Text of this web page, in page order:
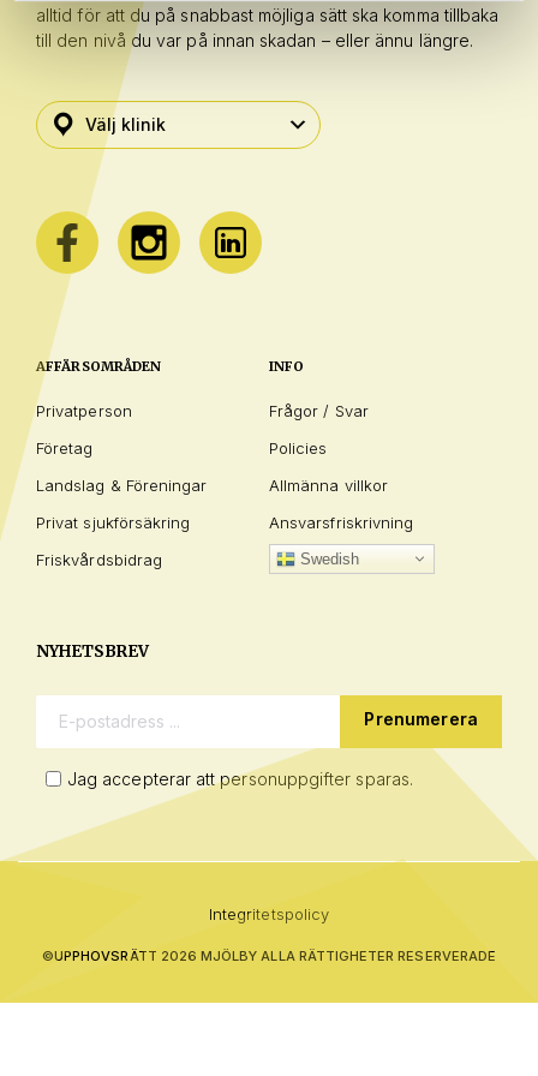
alltid för att du på snabbast möjliga sätt ska komma tillbaka
till den nivå du var på innan skadan – eller ännu längre.
AFFÄRSOMRÅDEN
Privatperson
Företag
Landslag & Föreningar
Privat sjukförsäkring
Friskvårdsbidrag
INFO
Frågor / Svar
Policies
Allmänna villkor
Ansvarsfriskrivning
Swedish
NYHETSBREV
E-postadress:
Jag accepterar att personuppgifter sparas.
Integritetspolicy
©UPPHOVSRÄTT 2026 MJÖLBY ALLA RÄTTIGHETER RESERVERADE